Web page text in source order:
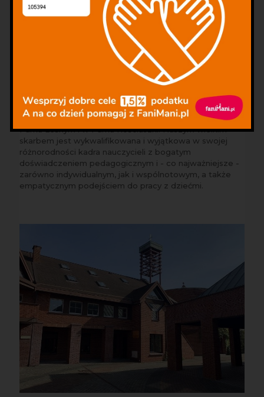
Warsztaty odbywają się w Muzeum Misyjnym przy parafii
św. Michała Archanioła w Katowicach. Funkcję
proboszcza pełni w niej ks. dr Marek Spyra.
Pomieszczenia Muzeum Misyjnego wraz z rotundą
znajdują się przy ulicy Gawronów 20 na Ptasim Osiedlu, a
zajęcia prowadzone są także w pobliskim Katowickim
Parku Leśnym i w Parku Kościuszki. Naszym wielkim
skarbem jest wykwalifikowana i wyjątkowa w swojej
różnorodności kadra nauczycieli z bogatym
doświadczeniem pedagogicznym i - co najważniejsze -
zarówno indywidualnym, jak i wspólnotowym, a także
empatycznym podejściem do pracy z dziećmi.